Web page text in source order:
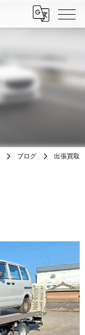
ブログ 出張買取